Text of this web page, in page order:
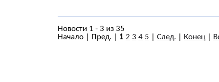
Новости 1 - 3 из 35
Начало | Пред. | 1 2 3 4 5 След. Конец